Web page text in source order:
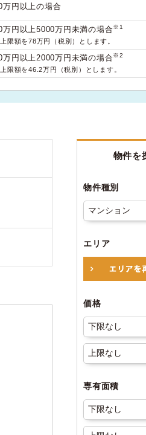
万円以上の場合
万円以上5000万円未満の場合※1
限額を78万円（税別）とします。
万円以上2000万円未満の場合※2
限額を46.2万円（税別）とします。
物件を
物件種別
エリア
価格
専有面積